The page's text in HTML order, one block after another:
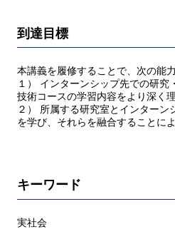
到達目標
本講義を履修することで、次の能
１） インターンシップ先での研究
技術コースの学習内容をより深く
２） 所属する研究室とインターン
を学び、それらを融合することに
キーワード
実社会